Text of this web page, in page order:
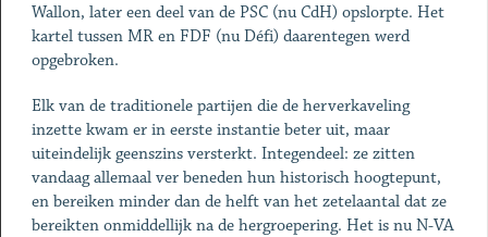
Wallon, later een deel van de PSC (nu CdH) opslorpte. Het
kartel tussen MR en FDF (nu Défi) daarentegen werd
opgebroken.
Elk van de traditionele partijen die de herverkaveling
inzette kwam er in eerste instantie beter uit, maar
uiteindelijk geenszins versterkt. Integendeel: ze zitten
vandaag allemaal ver beneden hun historisch hoogtepunt,
en bereiken minder dan de helft van het zetelaantal dat ze
bereikten onmiddellijk na de hergroepering. Het is nu N-VA